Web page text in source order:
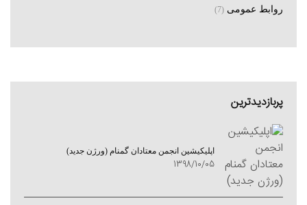
روابط عمومی (7)
پربازدیدترین
اپلیکیشین انجمن معتادان گمنام (ورژن جدید)
1398/10/05